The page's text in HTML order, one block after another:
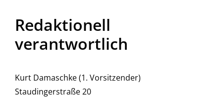
Redaktionell
verantwortlich
Kurt Damaschke (1. Vorsitzender)
Staudingerstraße 20